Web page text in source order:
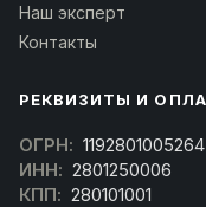
Наш эксперт
Контакты
РЕКВИЗИТЫ И
ОГРН: 1192801005264
ИНН: 2801250006
КПП: 280101001